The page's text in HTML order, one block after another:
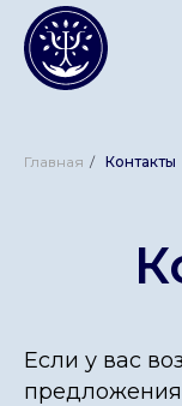
Главная / Контакты
Если у вас